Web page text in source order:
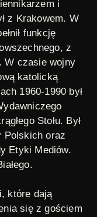
i
z Krakowem. W
funkcję
, z
W czasie wojny
katolicką
1960-1990 był
Stołu. Był
Polskich oraz
Etyki Mediów.
które dają
się z gościem